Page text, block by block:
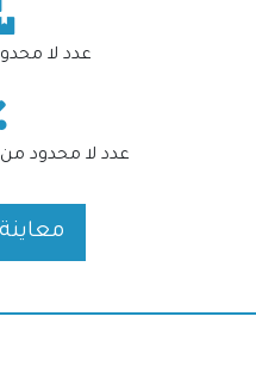
عدد لا
عدد لا محدود